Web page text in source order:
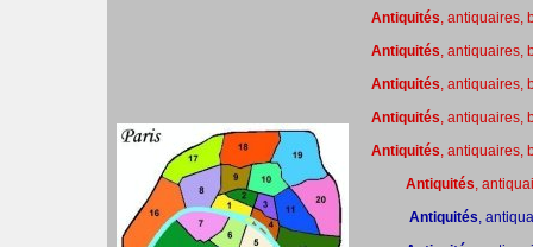
Antiquités, antiquaires,
Antiquités, antiquaires,
Antiquités, antiquaires,
Antiquités, antiquaires,
Antiquités, antiquaires,
Antiquités,
Antiquités,